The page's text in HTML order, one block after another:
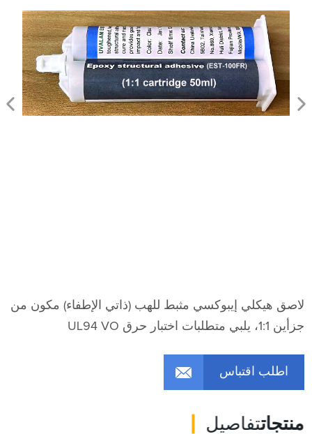
لاصق هيكلي إيبوكسي مثبط للهب (ذاتي الإطفاء) مكون من
جزأين 1:1، يلبي متطلبات اختبار حرق UL94 VO
اطلب اقتباس
منتجاتتفاصيل